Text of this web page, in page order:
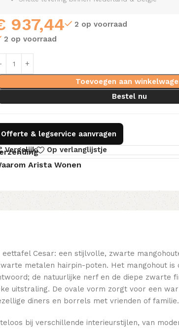
937,44
2 op voorraad
2 op voorraad
Toevoegen aan
Bestel nu
Offerte & legservice aanvragen
Vergelijk
Op verlanglijstje
Arista Wonen
eettafel Cesar: een stijlvolle, zwarte
metalen hairpin-poten. Het mangohout is
de natuurlijke nerf en de diepe zwarte
uitstraling. De ovale vorm zorgt voor een
diners en borrels met vrienden of familie.
bij verschillende interieurstijlen, van